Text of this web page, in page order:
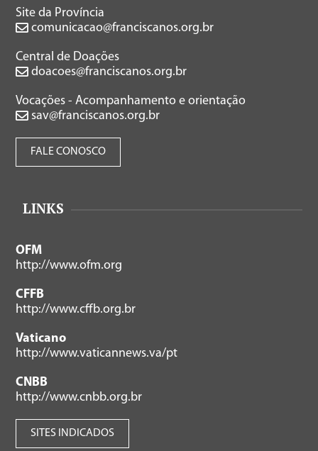
Site da Província
comunicacao@franciscanos.org.br
Central de Doações
doacoes@franciscanos.org.br
Vocações - Acompanhamento e orientação
sav@franciscanos.org.br
FALE CONOSCO
LINKS
OFM
http://www.ofm.org
CFFB
http://www.cffb.org.br
Vaticano
http://www.vaticannews.va/pt
CNBB
http://www.cnbb.org.br
SITES INDICADOS